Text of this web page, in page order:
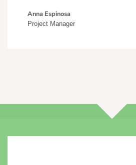
Anna Espinosa
Project Manager